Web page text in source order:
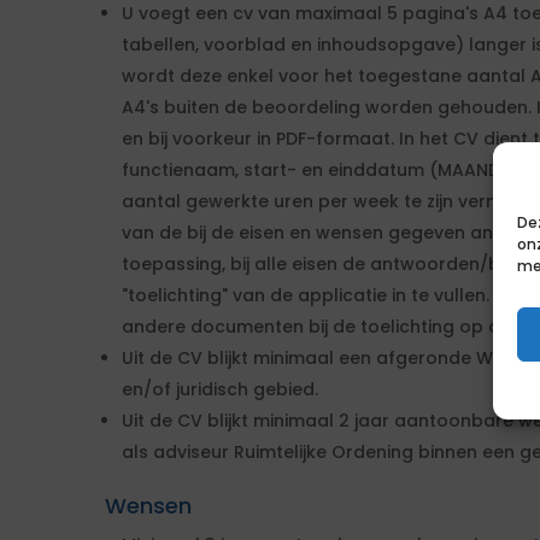
U voegt een cv van maximaal 5 pagina's A4
tabellen, voorblad en inhoudsopgave) langer
wordt deze enkel voor het toegestane aantal
A4's buiten de beoordeling worden gehouden.
en bij voorkeur in PDF-formaat. In het CV
functienaam, start- en einddatum (MAAND EN
aantal gewerkte uren per week te zijn vermeld.
van de bij de eisen en wensen gegeven
toepassing, bij alle eisen de antwoorden/
"toelichting" van de applicatie in te vullen.
andere documenten bij de toelichting op de
Uit de CV blijkt minimaal een afgeronde Wo
en/of juridisch gebied.
Uit de CV blijkt minimaal 2 jaar aantoonbare
als adviseur Ruimtelijke Ordening binnen een
Wensen